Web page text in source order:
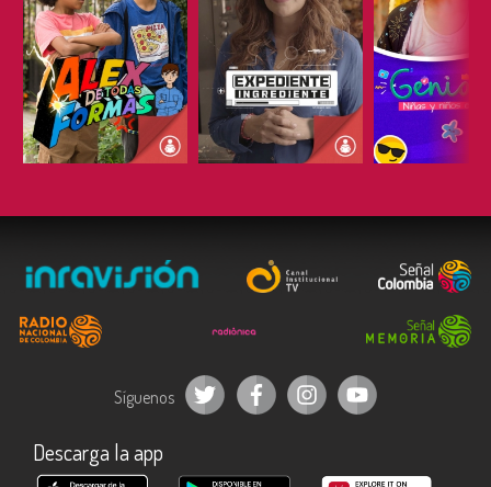
ESCUCHAR ESCUCHAR
Síguenos
Descarga la app